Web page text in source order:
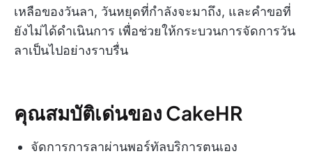
เหลือของวันลา, วันหยุดที่กำลังจะมาถึง, และคำขอที่
ยังไม่ได้ดำเนินการ เพื่อช่วยให้กระบวนการจัดการวัน
ลาเป็นไปอย่างราบรื่น
คุณสมบัติเด่นของ CakeHR
จัดการการลาผ่านพอร์ทัลบริการตนเอง